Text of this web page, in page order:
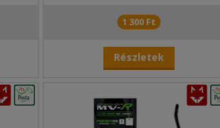
1 300 Ft
Részletek